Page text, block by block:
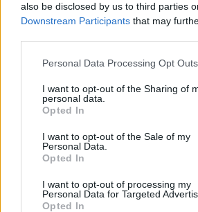
also be disclosed by us to third parties
Downstream Participants that may
Please note that this website/app uses
not limited to your visit or usage
grant or deny consent to Google and its
use your data for below specified
consent section.
Personal Data Processing Opt Outs
I want to opt-out of the Sharing of
personal data.
Opted In
I want to opt-out of the Sale of my
Personal Data.
Opted In
I want to opt-out of processing my
Personal Data for Targeted
Opted In
Αθλητικά
ΜΑΙΑΜΙ ΧΙΤ
Ακολουθήστε το Νewsit.gr στο
τελευταία νέατης ημέρας